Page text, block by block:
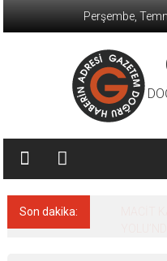
Perşembe,
Son dakika: